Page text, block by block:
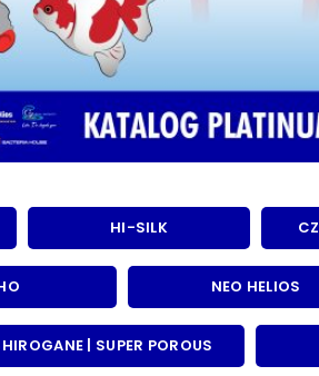
HI-SILK
NEO HELIOS
| SUPER POROUS